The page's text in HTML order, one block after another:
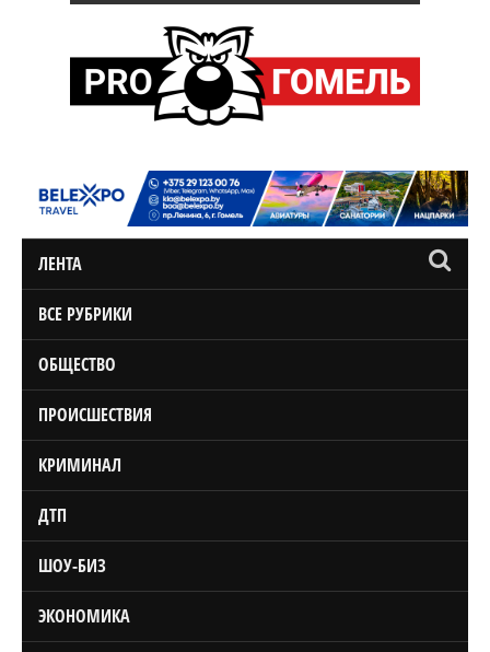
ЛЕНТА
ВСЕ РУБРИКИ
ОБЩЕСТВО
ПРОИСШЕСТВИЯ
КРИМИНАЛ
ДТП
ШОУ-БИЗ
ЭКОНОМИКА